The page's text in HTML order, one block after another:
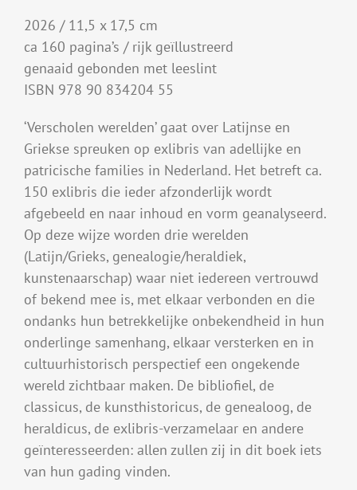
2026 / 11,5 x 17,5 cm
ca 160 pagina’s / rijk geïllustreerd
genaaid gebonden met leeslint
ISBN 978 90 834204 55
‘Verscholen werelden’ gaat over Latijnse en
Griekse spreuken op exlibris van adellijke en
patricische families in Nederland. Het betreft ca.
150 exlibris die ieder afzonderlijk wordt
afgebeeld en naar inhoud en vorm geanalyseerd.
Op deze wijze worden drie werelden
(Latijn/Grieks, genealogie/heraldiek,
kunstenaarschap) waar niet iedereen vertrouwd
of bekend mee is, met elkaar verbonden en die
ondanks hun betrekkelijke onbekendheid in hun
onderlinge samenhang, elkaar versterken en in
cultuurhistorisch perspectief een ongekende
wereld zichtbaar maken. De bibliofiel, de
classicus, de kunsthistoricus, de genealoog, de
heraldicus, de exlibris-verzamelaar en andere
geïnteresseerden: allen zullen zij in dit boek iets
van hun gading vinden.